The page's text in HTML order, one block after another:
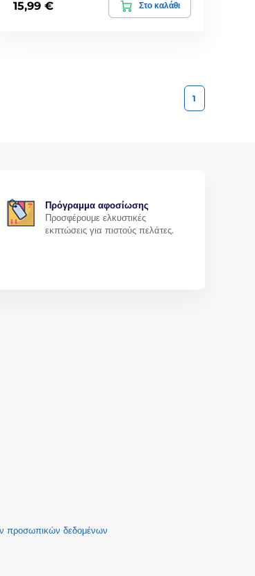
15,99 € Στο καλάθι
1
Πρόγραμμα αφοσίωσης
Προσφέρουμε ελκυστικές
εκπτώσεις για πιστούς πελάτες.
προσωπικών δεδομένων